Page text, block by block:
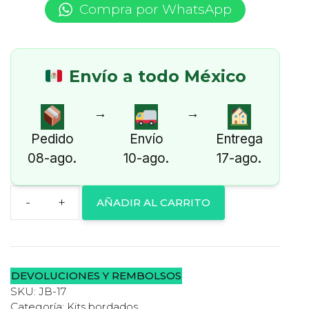
Compra por WhatsApp
Envío a todo México
Pedido
08-ago.
→
Envío
10-ago.
→
Entrega
17-ago.
Juego
para
Bordar
AÑADIR AL CARRITO
DEVOLUCIONES Y REMBOLSOS
SKU:JB-17
y
(L,
Colibrís